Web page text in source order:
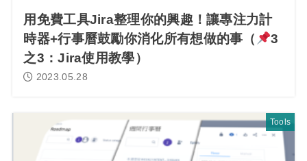
用免費工具Jira整理你的興趣！讓專注力計
時器+行事曆鼓勵你消化所有想做的事（
3
之3：Jira使用教學）
2023.05.28
Tools